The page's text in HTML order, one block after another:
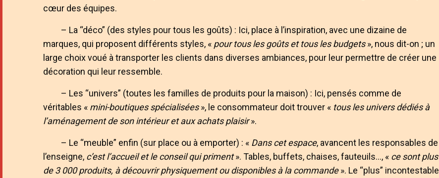
cœur des équipes.
– La “déco” (des styles pour tous les goûts) : Ici, place à l’inspiration, avec une dizaine de
marques, qui proposent différents styles, « pour tous les goûts et tous les budgets», nous dit-on ; un
large choix voué à transporter les clients dans diverses ambiances, pour leur permettre de créer une
décoration qui leur ressemble.
– Les “univers” (toutes les familles de produits pour la maison) : Ici, pensés comme de
véritables « mini-boutiques spécialisées», le consommateur doit trouver « tous les univers dédiés à
l’aménagement de son intérieur et aux achats plaisir».
– Le “meuble” enfin (sur place ou à emporter) : « Dans cet espace, avancent les responsables de
l’enseigne, c’est l’accueil et le conseil qui priment». Tables, buffets, chaises, fauteuils…, « ce sont plus
de 3 000 produits, à découvrir physiquement ou disponibles à la commande». Le “plus” incontestable